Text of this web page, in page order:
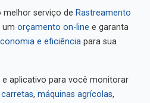
serviço de Rastreamento
um orçamento on-line e garanta
e eficiência para sua
aplicativo para você monitorar
carretas, máquinas agrícolas,